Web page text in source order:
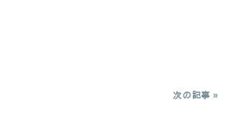
次の記事 »